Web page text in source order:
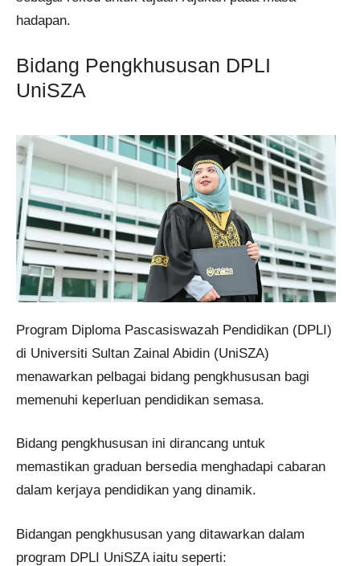
hadapan.
Bidang Pengkhususan DPLI
UniSZA
Program Diploma Pascasiswazah Pendidikan (DPLI)
di Universiti Sultan Zainal Abidin (UniSZA)
menawarkan pelbagai bidang pengkhususan bagi
memenuhi keperluan pendidikan semasa.
Bidang pengkhususan ini dirancang untuk
memastikan graduan bersedia menghadapi cabaran
dalam kerjaya pendidikan yang dinamik.
Bidangan pengkhususan yang ditawarkan dalam
program DPLI UniSZA iaitu seperti: